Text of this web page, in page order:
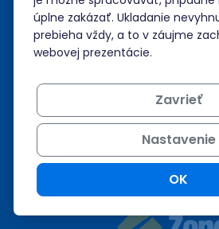
Nápoveda
Podpora
+421 268 265
úplne zakázať. Ukladanie
prebieha vždy, a to v záujme
webovej prezentácie.
Zavrieť
Nastavenie
OK